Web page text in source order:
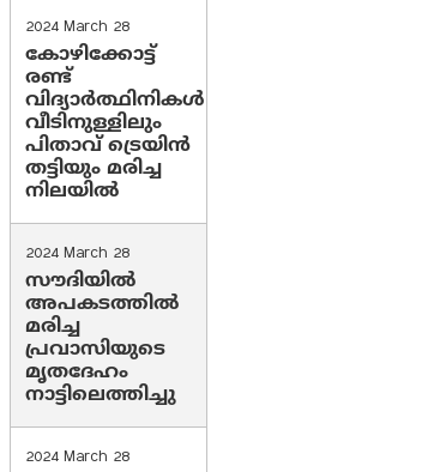
2024 March 28
കോഴിക്കോട്ട്
രണ്ട്
വിദ്യാർത്ഥിനികൾ
വീടിനുള്ളിലും
പിതാവ് ട്രെയിൻ
തട്ടിയും മരിച്ച
നിലയിൽ
2024 March 28
സൗദിയില്‍
അപകടത്തില്‍
മരിച്ച
പ്രവാസിയുടെ
മൃതദേഹം
നാട്ടിലെത്തിച്ചു
2024 March 28